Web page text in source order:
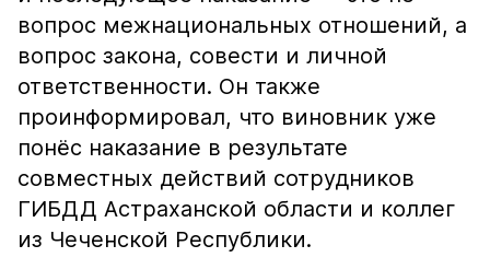
вопрос межнациональных отношений, а
вопрос закона, совести и личной
ответственности. Он также
проинформировал, что виновник уже
понёс наказание в результате
совместных действий сотрудников
ГИБДД Астраханской области и коллег
из Чеченской Республики.